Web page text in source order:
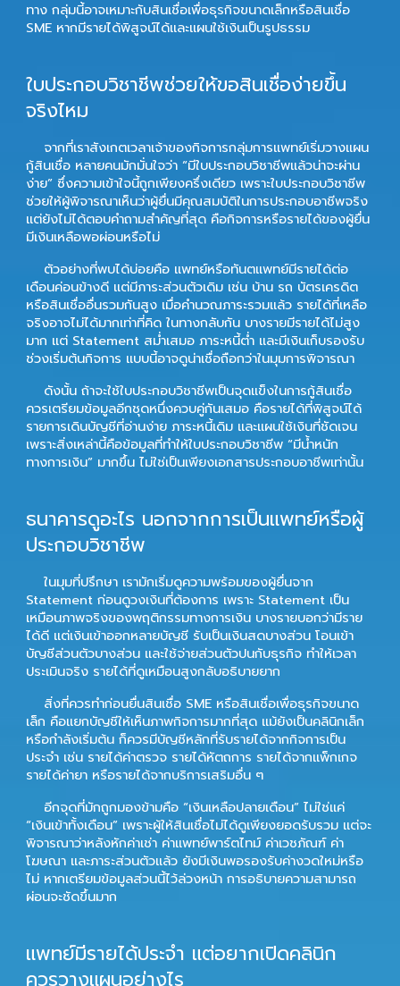
ทาง กลุ่มนี้อาจเหมาะกับสินเชื่อเพื่อธุรกิจขนาดเล็กหรือสินเชื่อ
SME หากมีรายได้พิสูจน์ได้และแผนใช้เงินเป็นรูปธรรม
ใบประกอบวิชาชีพช่วยให้ขอสินเชื่อง่ายขึ้น
จริงไหม
จากที่เราสังเกตเวลาเจ้าของกิจการกลุ่มการแพทย์เริ่มวางแผน
กู้สินเชื่อ หลายคนมักมั่นใจว่า “มีใบประกอบวิชาชีพแล้วน่าจะผ่าน
ง่าย” ซึ่งความเข้าใจนี้ถูกเพียงครึ่งเดียว เพราะใบประกอบวิชาชีพ
ช่วยให้ผู้พิจารณาเห็นว่าผู้ยื่นมีคุณสมบัติในการประกอบอาชีพจริง
แต่ยังไม่ได้ตอบคำถามสำคัญที่สุด คือกิจการหรือรายได้ของผู้ยื่น
มีเงินเหลือพอผ่อนหรือไม่
ตัวอย่างที่พบได้บ่อยคือ แพทย์หรือทันตแพทย์มีรายได้ต่อ
เดือนค่อนข้างดี แต่มีภาระส่วนตัวเดิม เช่น บ้าน รถ บัตรเครดิต
หรือสินเชื่ออื่นรวมกันสูง เมื่อคำนวณภาระรวมแล้ว รายได้ที่เหลือ
จริงอาจไม่ได้มากเท่าที่คิด ในทางกลับกัน บางรายมีรายได้ไม่สูง
มาก แต่ Statement สม่ำเสมอ ภาระหนี้ต่ำ และมีเงินเก็บรองรับ
ช่วงเริ่มต้นกิจการ แบบนี้อาจดูน่าเชื่อถือกว่าในมุมการพิจารณา
ดังนั้น ถ้าจะใช้ใบประกอบวิชาชีพเป็นจุดแข็งในการกู้สินเชื่อ
ควรเตรียมข้อมูลอีกชุดหนึ่งควบคู่กันเสมอ คือรายได้ที่พิสูจน์ได้
รายการเดินบัญชีที่อ่านง่าย ภาระหนี้เดิม และแผนใช้เงินที่ชัดเจน
เพราะสิ่งเหล่านี้คือข้อมูลที่ทำให้ใบประกอบวิชาชีพ “มีน้ำหนัก
ทางการเงิน” มากขึ้น ไม่ใช่เป็นเพียงเอกสารประกอบอาชีพเท่านั้น
ธนาคารดูอะไร นอกจากการเป็นแพทย์หรือผู้
ประกอบวิชาชีพ
ในมุมที่ปรึกษา เรามักเริ่มดูความพร้อมของผู้ยื่นจาก
Statement ก่อนดูวงเงินที่ต้องการ เพราะ Statement เป็น
เหมือนภาพจริงของพฤติกรรมทางการเงิน บางรายบอกว่ามีราย
ได้ดี แต่เงินเข้าออกหลายบัญชี รับเป็นเงินสดบางส่วน โอนเข้า
บัญชีส่วนตัวบางส่วน และใช้จ่ายส่วนตัวปนกับธุรกิจ ทำให้เวลา
ประเมินจริง รายได้ที่ดูเหมือนสูงกลับอธิบายยาก
สิ่งที่ควรทำก่อนยื่นสินเชื่อ SME หรือสินเชื่อเพื่อธุรกิจขนาด
เล็ก คือแยกบัญชีให้เห็นภาพกิจการมากที่สุด แม้ยังเป็นคลินิกเล็ก
หรือกำลังเริ่มต้น ก็ควรมีบัญชีหลักที่รับรายได้จากกิจการเป็น
ประจำ เช่น รายได้ค่าตรวจ รายได้หัตถการ รายได้จากแพ็กเกจ
รายได้ค่ายา หรือรายได้จากบริการเสริมอื่น ๆ
อีกจุดที่มักถูกมองข้ามคือ “เงินเหลือปลายเดือน” ไม่ใช่แค่
“เงินเข้าทั้งเดือน” เพราะผู้ให้สินเชื่อไม่ได้ดูเพียงยอดรับรวม แต่จะ
พิจารณาว่าหลังหักค่าเช่า ค่าแพทย์พาร์ตไทม์ ค่าเวชภัณฑ์ ค่า
โฆษณา และภาระส่วนตัวแล้ว ยังมีเงินพอรองรับค่างวดใหม่หรือ
ไม่ หากเตรียมข้อมูลส่วนนี้ไว้ล่วงหน้า การอธิบายความสามารถ
ผ่อนจะชัดขึ้นมาก
แพทย์มีรายได้ประจำ แต่อยากเปิดคลินิก
ควรวางแผนอย่างไร